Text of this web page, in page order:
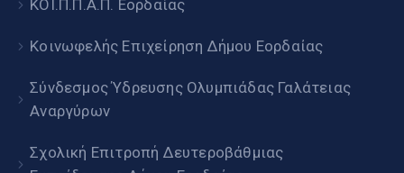
ΚΟΙ.Π.Π.Α.Π. Εορδαίας
Κοινωφελής Επιχείρηση Δήμου Εορδαίας
Σύνδεσμος Ύδρευσης Ολυμπιάδας Γαλάτειας
Αναργύρων
Σχολική Επιτροπή Δευτεροβάθμιας